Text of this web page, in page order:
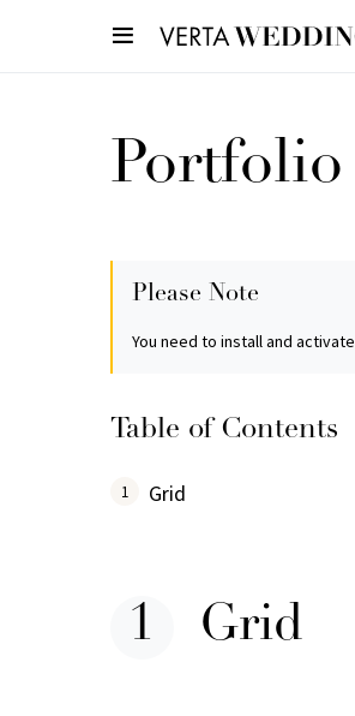
Portfolio
Please Note
You need to install and activate
Table of Contents
Grid
Grid